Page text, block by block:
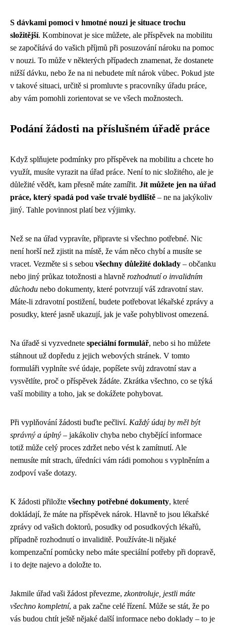
S dávkami pomoci v hmotné nouzi je situace trochu
složitější. Kombinovat je sice můžete, ale příspěvek na mobilitu
se započítává do vašich příjmů při posuzování nároku na pomoc
v nouzi. To může v některých případech znamenat, že dostanete
nižší dávku, nebo že na ni nebudete mít nárok vůbec. Pokud jste
v takové situaci, určitě si promluvte s pracovníky úřadu práce,
aby vám pomohli zorientovat se ve všech možnostech.
Podání žádosti na příslušném úřadě práce
Když splňujete podmínky pro příspěvek na mobilitu a chcete ho
využít, musíte vyrazit na úřad práce. Není to nic složitého, ale je
důležité vědět, kam přesně máte zamířit. Jít můžete jen na úřad
práce, který spadá pod vaše trvalé bydliště – ne na jakýkoliv
jiný. Tahle povinnost platí bez výjimky.
Než se na úřad vypravíte, připravte si všechno potřebné. Nic
není horší než zjistit na místě, že vám něco chybí a musíte se
vracet. Vezměte si s sebou všechny důležité doklady – občanku
nebo jiný průkaz totožnosti a hlavně rozhodnutí o invalidním
důchodu nebo dokumenty, které potvrzují váš zdravotní stav.
Máte-li zdravotní postižení, budete potřebovat lékařské zprávy a
posudky, které jasně ukazují, jak je vaše pohyblivost omezená.
Na úřadě si vyzvednete speciální formulář, nebo si ho můžete
stáhnout už dopředu z jejich webových stránek. V tomto
formuláři vyplníte své údaje, popíšete svůj zdravotní stav a
vysvětlíte, proč o příspěvek žádáte. Zkrátka všechno, co se týká
vaší mobility a toho, jak se dokážete pohybovat.
Při vyplňování žádosti buďte pečliví. Každý údaj by měl být
správný a úplný – jakákoliv chyba nebo chybějící informace
totiž může celý proces zdržet nebo vést k zamítnutí. Ale
nemusíte mít strach, úředníci vám rádi pomohou s vyplněním a
zodpoví vaše dotazy.
K žádosti přiložte všechny potřebné dokumenty, které
dokládají, že máte na příspěvek nárok. Hlavně to jsou lékařské
zprávy od vašich doktorů, posudky od posudkových lékařů,
případně rozhodnutí o invaliditě. Používáte-li nějaké
kompenzační pomůcky nebo máte speciální potřeby při dopravě,
i to dejte najevo a doložte to.
Jakmile úřad vaši žádost převezme, zkontroluje, jestli máte
všechno kompletní, a pak začne celé řízení. Může se stát, že po
vás budou chtít ještě nějaké další informace nebo doklady – to je